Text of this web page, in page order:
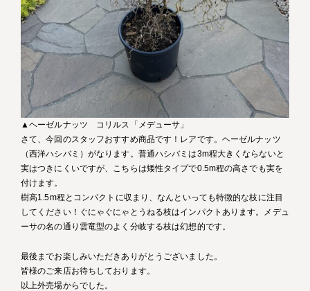
▲ヘーゼルナッツ コリルス「メデューサ」
さて、今回のスタッフおすすめ商品です！レアです。ヘーゼルナッツ
（西洋ハシバミ）がなります。普通ハシバミは3m程大きくならないと
実はつきにくいですが、こちらは矮性タイプで0.5m程の高さでも実を
付けます。
樹高1.5m程とコンパクトに収まり、なんといっても特徴的な枝に注目
してください！ぐにゃぐにゃとうねる枝はインパクトあります。メデュ
ーサの名の通り雲竜型のよく分岐する枝は幻想的です。
最後までお楽しみいただきありがとうございました。
皆様のご来店お待ちしております。
以上外売場からでした。